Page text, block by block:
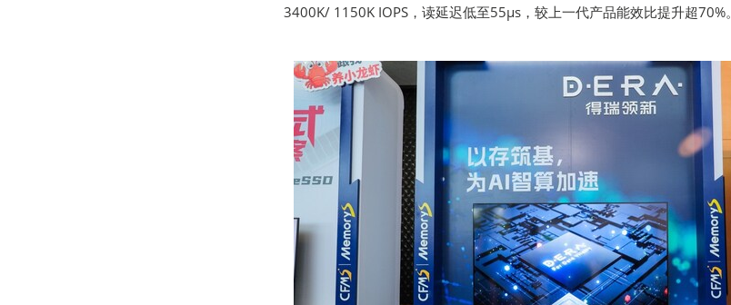
3400K/ 1150K IOPS，读延迟低至55μs，较上一代产品能效比提升超70%。